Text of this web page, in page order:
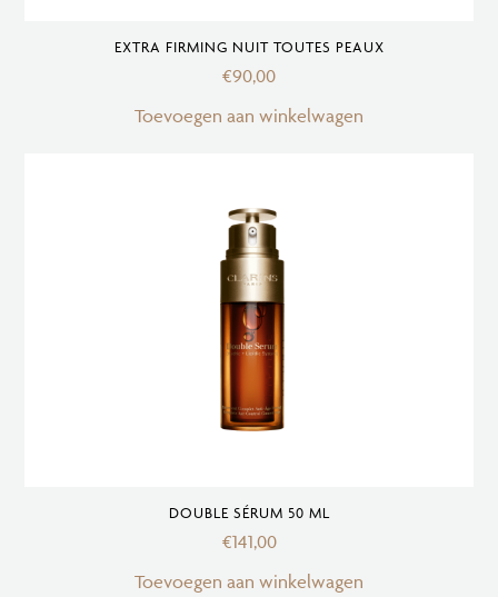
EXTRA FIRMING NUIT TOUTES PEAUX
€90,00
Toevoegen aan winkelwagen
DOUBLE SÉRUM 50 ML
€141,00
Toevoegen aan winkelwagen